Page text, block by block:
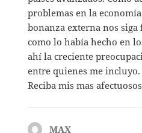
problemas en la
bonanza externa nos siga
como lo había hecho en
ahí la creciente
entre quienes me incluyo.
Reciba mis mas
MAX